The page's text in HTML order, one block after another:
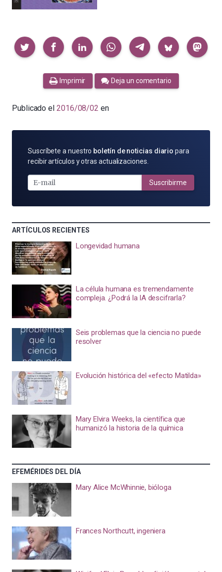
Compartir
Imprimir Deja un comentario
Publicado el 2016/08/02 en
SUSCRÍBETE
POR
MAIL
Suscríbete a nuestro boletín de noticias diario para
recibir artículos y otras actualizaciones.
Suscribirme
ARTÍCULOS RECIENTES
Longevidad humana
La célula humana es tremendamente
compleja. ¿Podrá la IA descifrarla?
Seis problemas que la ciencia no puede
resolver
Evolución histórica del «efecto Matilda»
Mary Elvira Weeks, la científica que
humanizó la historia de la química
EFEMÉRIDES DEL DÍA
Mary Alice McWhinnie, bióloga
Frances Northcutt, ingeniera